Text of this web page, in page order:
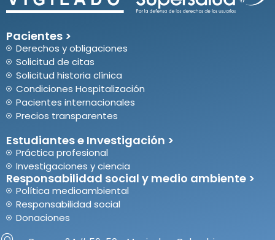
Pacientes >
Derechos y obligaciones
Solicitud de citas
Solicitud historia clínica
Condiciones Hospitalización
Pacientes internacionales
Precios transparentes
Estudiantes e Investigación >
Práctica profesional
Investigaciones y ciencia
Responsabilidad social y medio ambiente >
Política medioambiental
Responsabilidad social
Donaciones